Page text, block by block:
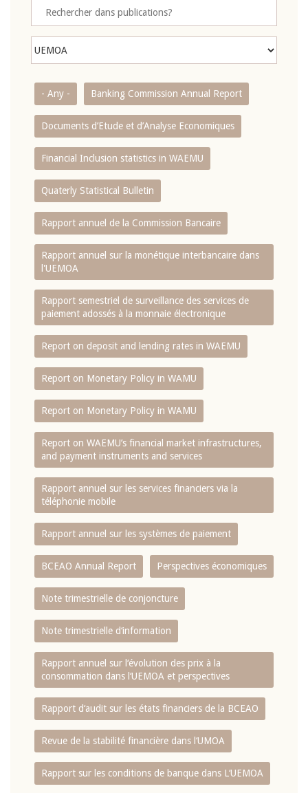
- Any - Banking Commission Annual Report
Documents d’Etude et d’Analyse Economiques
Financial Inclusion statistics in WAEMU
Quaterly Statistical Bulletin
Rapport annuel de la Commission Bancaire
Rapport annuel sur la monétique interbancaire dans
l'UEMOA
Rapport semestriel de surveillance des services de
paiement adossés à la monnaie électronique
Report on deposit and lending rates in WAEMU
Report on Monetary Policy in WAMU
Report on Monetary Policy in WAMU
Report on WAEMU’s financial market infrastructures,
and payment instruments and services
Rapport annuel sur les services financiers via la
téléphonie mobile
Rapport annuel sur les systèmes de paiement
BCEAO Annual Report Perspectives économiques
Note trimestrielle de conjoncture
Note trimestrielle d‘information
Rapport annuel sur l‘évolution des prix à la
consommation dans l‘UEMOA et perspectives
Rapport d‘audit sur les états financiers de la BCEAO
Revue de la stabilité financière dans l‘UMOA
Rapport sur les conditions de banque dans L‘UEMOA